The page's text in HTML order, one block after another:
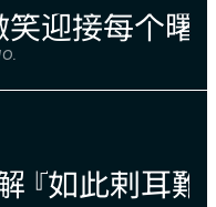
笑迎接每个曙
『如此剌耳